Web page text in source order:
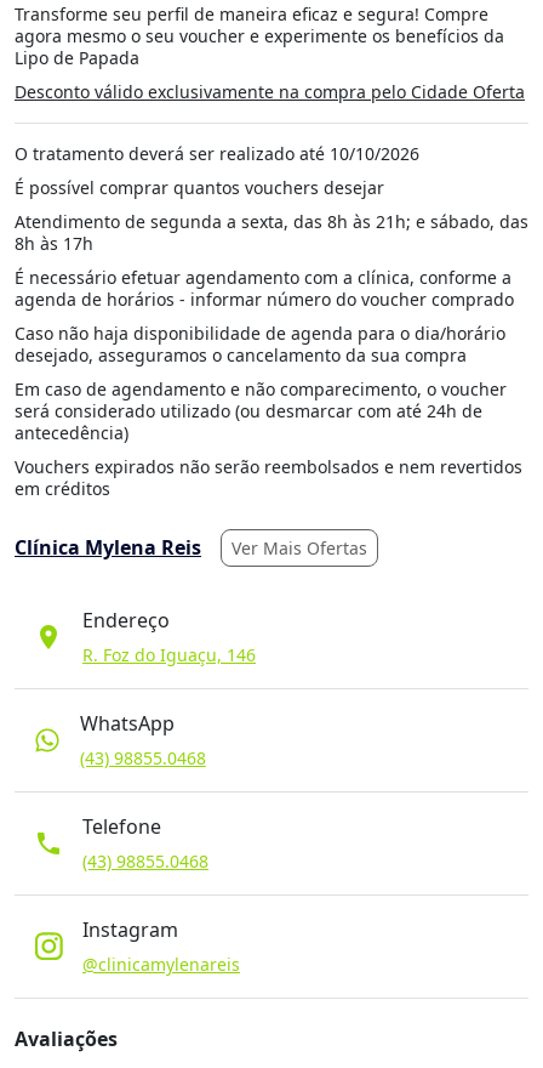
Transforme seu perfil de maneira eficaz e segura! Compre
agora mesmo o seu voucher e experimente os benefícios da
Lipo de Papada
Desconto válido exclusivamente na compra pelo Cidade Oferta
O tratamento deverá ser realizado até 10/10/2026
É possível comprar quantos vouchers desejar
Atendimento de segunda a sexta, das 8h às 21h; e sábado, das
8h às 17h
É necessário efetuar agendamento com a clínica, conforme a
agenda de horários - informar número do voucher comprado
Caso não haja disponibilidade de agenda para o dia/horário
desejado, asseguramos o cancelamento da sua compra
Em caso de agendamento e não comparecimento, o voucher
será considerado utilizado (ou desmarcar com até 24h de
antecedência)
Vouchers expirados não serão reembolsados e nem revertidos
em créditos
Clínica Mylena Reis Ver Mais Ofertas
location_on
Endereço
R. Foz do Iguaçu, 146
WhatsApp
(43) 98855.0468
phone
Telefone
(43) 98855.0468
Instagram
@clinicamylenareis
Avaliações